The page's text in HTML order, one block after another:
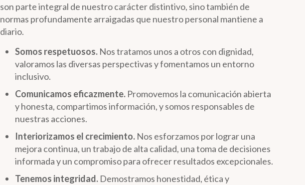
son parte integral de nuestro carácter distintivo, sino también de
normas profundamente arraigadas que nuestro personal mantiene a
diario.
Somos respetuosos. Nos tratamos unos a otros con dignidad,
valoramos las diversas perspectivas y fomentamos un entorno
inclusivo.
Comunicamos eficazmente. Promovemos la comunicación abierta
y honesta, compartimos información, y somos responsables de
nuestras acciones.
Interiorizamos el crecimiento. Nos esforzamos por lograr una
mejora continua, un trabajo de alta calidad, una toma de decisiones
informada y un compromiso para ofrecer resultados excepcionales.
Tenemos integridad. Demostramos honestidad, ética y